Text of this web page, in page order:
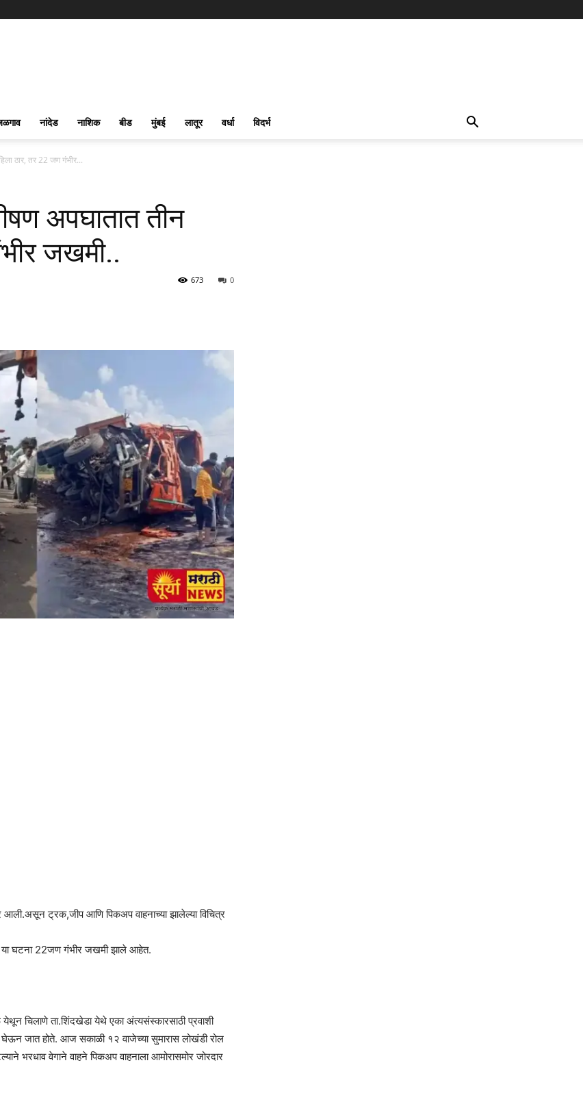
नांदेड नाशिक बीड मुंबई लातूर वर्धा विदर्भ
ठार, तर 22 जण गंभीर...
अपघातात तीन
जखमी..
0
673
आली.असून ट्रक,जीप आणि पिकअप वाहनाच्या झालेल्या विचित्र
घटना 22जण गंभीर जखमी झाले आहेत.
येथून चिलाणे ता.शिंदखेडा येथे एका अंत्यसंस्कारसाठी प्रवाशी
जात होते. आज सकाळी १२ वाजेच्या सुमारास लोखंडी रोल
वेगाने वाहने पिकअप वाहनाला आमोरासमोर जोरदार